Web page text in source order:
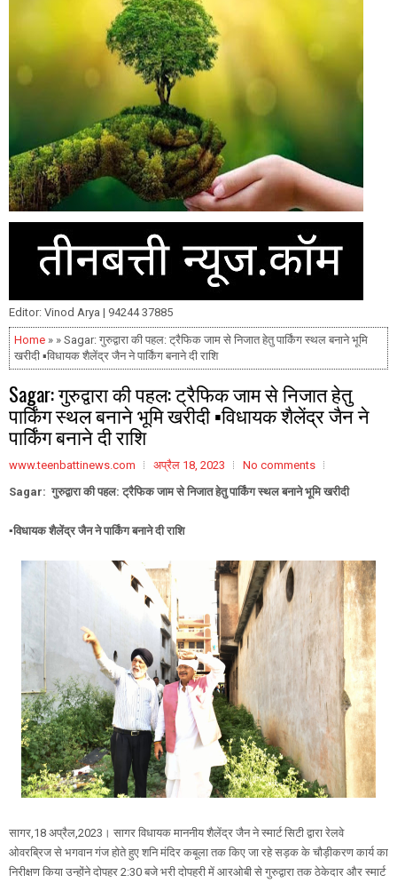
Editor: Vinod Arya | 94244 37885
Home » » Sagar: गुरुद्वारा की पहल: ट्रैफिक जाम से निजात हेतु पार्किंग स्थल बनाने भूमि
खरीदी ▪️विधायक शैलेंद्र जैन ने पार्किंग बनाने दी राशि
Sagar: गुरुद्वारा की पहल: ट्रैफिक जाम से निजात हेतु
पार्किंग स्थल बनाने भूमि खरीदी ▪️विधायक शैलेंद्र जैन ने
पार्किंग बनाने दी राशि
www.teenbattinews.com अप्रैल 18, 2023
No comments
Sagar: गुरुद्वारा की पहल: ट्रैफिक जाम से निजात हेतु पार्किंग स्थल बनाने भूमि खरीदी
▪️विधायक शैलेंद्र जैन ने पार्किंग बनाने दी राशि
सागर,18 अप्रैल,2023। सागर विधायक माननीय शैलेंद्र जैन ने स्मार्ट सिटी द्वारा रेलवे
ओवरब्रिज से भगवान गंज होते हुए शनि मंदिर कबूला तक किए जा रहे सड़क के चौड़ीकरण कार्य का
निरीक्षण किया उन्होंने दोपहर 2:30 बजे भरी दोपहरी में आरओबी से गुरुद्वारा तक ठेकेदार और स्मार्ट